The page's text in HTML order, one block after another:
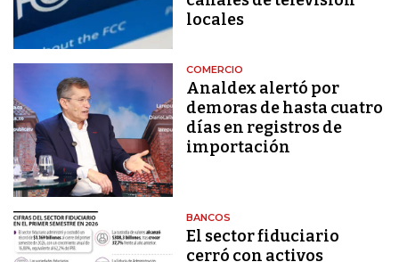
locales
COMERCIO
Analdex alertó por
demoras de hasta cuatro
días en registros de
importación
BANCOS
El sector fiduciario
cerró con activos